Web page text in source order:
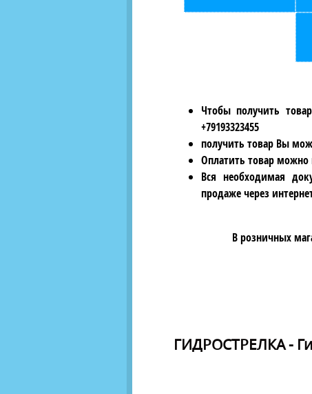
Чтобы получить
+79193323455
получить товар Вы
Оплатить товар можно
Вся необходимая
продаже через
В розничных
ГИДРОСТРЕЛКА -